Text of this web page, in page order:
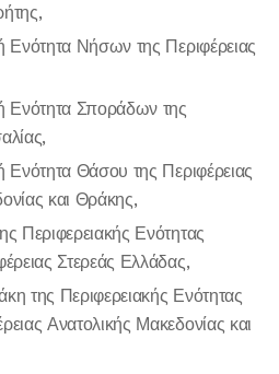
Ενότητα Νήσων της Περιφέρειας
Ενότητα Σποράδων της
Ενότητα Θάσου της Περιφέρειας
και Θράκης,
Περιφερειακής Ενότητας
Στερεάς Ελλάδας,
της Περιφερειακής Ενότητας
Ανατολικής Μακεδονίας και